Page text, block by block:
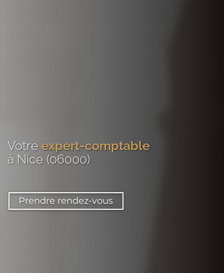
Votre expert-comptable
à Nice (06000)
Prendre rendez-vous